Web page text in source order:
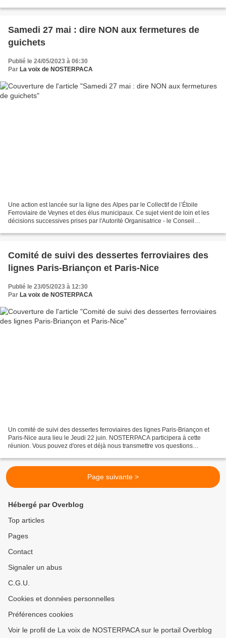
Samedi 27 mai : dire NON aux fermetures de
guichets
Publié le 24/05/2023 à 06:30
Par La voix de NOSTERPACA
Une action est lancée sur la ligne des Alpes par le Collectif de l’Étoile
Ferroviaire de Veynes et des élus municipaux. Ce sujet vient de loin et les
décisions successives prises par l'Autorité Organisatrice - le Conseil
Comité de suivi des dessertes ferroviaires des
lignes Paris-Briançon et Paris-Nice
Publié le 23/05/2023 à 12:30
Par La voix de NOSTERPACA
Un comité de suivi des dessertes ferroviaires des lignes Paris-Briançon et
Paris-Nice aura lieu le Jeudi 22 juin. NOSTERPACA participera à cette
réunion. Vous pouvez d'ores et déjà nous transmettre vos questions
Page suivante >
Hébergé par Overblog
Top articles
Pages
Contact
Signaler un abus
C.G.U.
Cookies et données personnelles
Préférences cookies
Voir le profil de La voix de NOSTERPACA sur le portail Overblog